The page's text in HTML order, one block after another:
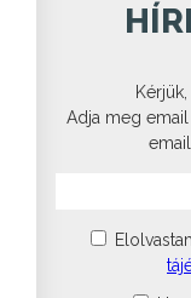
Adja meg